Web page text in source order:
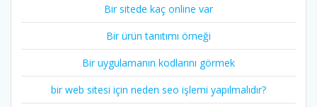
Bir sitede kaç online var
Bir ürün tanıtımı örneği
Bir uygulamanın kodlarını görmek
bir web sitesi için neden seo işlemi yapılmalıdır?